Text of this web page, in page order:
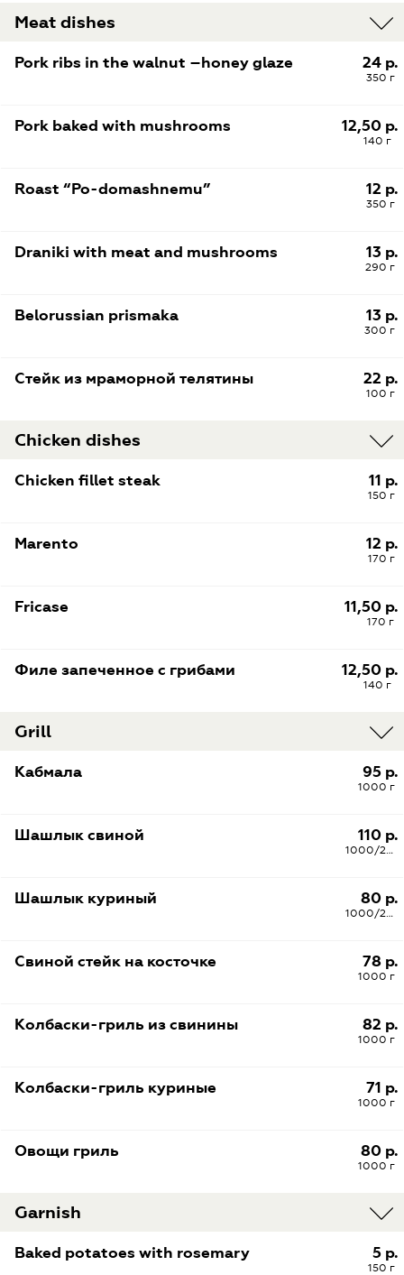
Meat dishes
24 р.
350 г
Pork ribs in the walnut –honey glaze
12,50 р.
140 г
Pork baked with mushrooms
12 р.
350 г
Roast “Po-domashnemu”
13 р.
290 г
Draniki with meat and mushrooms
13 р.
300 г
Belorussian prismaka
22 р.
100 г
Стейк из мраморной телятины
Chicken dishes
11 р.
150 г
Chicken fillet steak
12 р.
170 г
Marento
11,50 р.
170 г
Fricase
12,50 р.
140 г
Филе запеченное с грибами
Grill
95 р.
1000 г
Кабмала
110 р.
1000/200/100
Шашлык свиной
80 р.
1000/200/100
Шашлык куриный
78 р.
1000 г
Свиной стейк на косточке
82 р.
1000 г
Колбаски-гриль из свинины
71 р.
1000 г
Колбаски-гриль куриные
80 р.
1000 г
Овощи гриль
Garnish
5 р.
150 г
Baked potatoes with rosemary